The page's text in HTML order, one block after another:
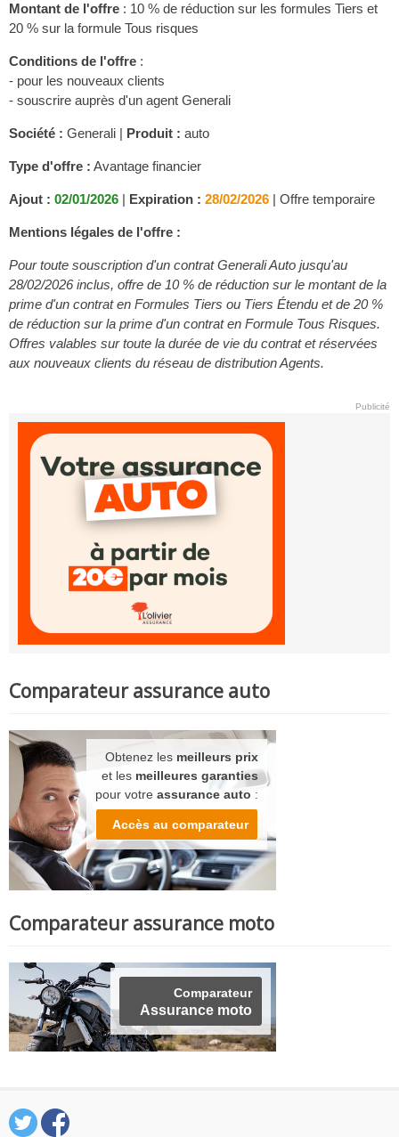
Montant de l'offre : 10 % de réduction sur les formules Tiers et
20 % sur la formule Tous risques
Conditions de l'offre :
- pour les nouveaux clients
- souscrire auprès d'un agent Generali
Société : Generali | Produit : auto
Type d'offre : Avantage financier
Ajout : 02/01/2026 | Expiration : 28/02/2026 | Offre temporaire
Mentions légales de l'offre :
Pour toute souscription d'un contrat Generali Auto jusqu'au
28/02/2026 inclus, offre de 10 % de réduction sur le montant de la
prime d'un contrat en Formules Tiers ou Tiers Étendu et de 20 %
de réduction sur la prime d'un contrat en Formule Tous Risques.
Offres valables sur toute la durée de vie du contrat et réservées
aux nouveaux clients du réseau de distribution Agents.
Publicité
Comparateur assurance auto
Obtenez les meilleurs prix
et les meilleures garanties
pour votre assurance auto :
Accès au comparateur
Comparateur assurance moto
Comparateur
Assurance moto